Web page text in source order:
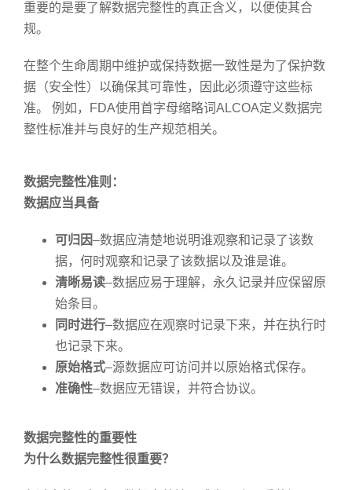
重要的是要了解数据完整性的真正含义，以便使其合
规。
在整个生命周期中维护或保持数据一致性是为了保护数
据（安全性）以确保其可靠性，因此必须遵守这些标
准。 例如，FDA使用首字母缩略词ALCOA定义数据完
整性标准并与良好的生产规范相关。
数据完整性准则：
数据应当具备
可归因–数据应清楚地说明谁观察和记录了该数
据，何时观察和记录了该数据以及谁是谁。
清晰易读–数据应易于理解，永久记录并应保留原
始条目。
同时进行–数据应在观察时记录下来，并在执行时
也记录下来。
原始格式–源数据应可访问并以原始格式保存。
准确性–数据应无错误，并符合协议。
数据完整性的重要性
为什么数据完整性很重要？